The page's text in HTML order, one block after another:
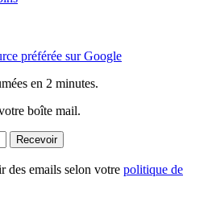
préférée sur Google
en 2 minutes.
boîte mail.
Recevoir
des emails selon votre politique de